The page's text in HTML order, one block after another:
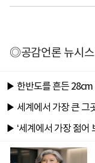
◎공감언론 뉴시스